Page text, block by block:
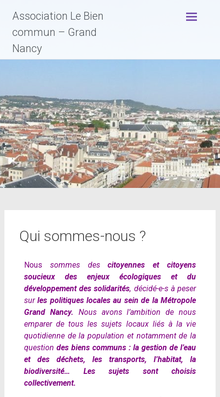
Association Le Bien
commun – Grand
Nancy
Qui sommes-nous ?
Nous sommes descitoyennes et citoyens
soucieux des enjeux écologiques et du
développement des solidarités, décidé-e-s à peser
surles politiques locales au sein de la Métropole
Grand Nancy. Nous avons l’ambition de nous
emparer de tous les sujets locaux liés à la vie
quotidienne de la population et notamment de la
question des biens communs : la gestion de l’eau
et des déchets, les transports, l’habitat, la
biodiversité… Les sujets sont choisis
collectivement.